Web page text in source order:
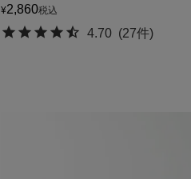
¥2,860税込
4.70 (27件)